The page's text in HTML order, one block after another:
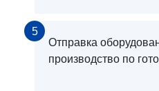
5
Отправка
производство по